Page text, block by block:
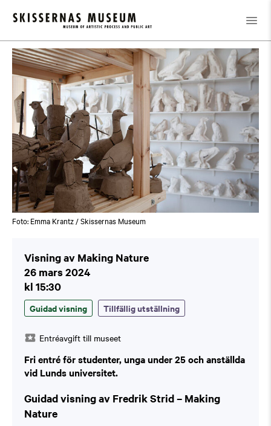
Kalender / Visning av Making Nature
Foto: Emma Krantz / Skissernas Museum
Visning av Making Nature
26 mars 2024
kl 15:30
Guidad visning Tillfällig utställning
Entréavgift till museet
Fri entré för studenter, unga under 25 och anställda
vid Lunds universitet.
Guidad visning av Fredrik Strid – Making
Nature